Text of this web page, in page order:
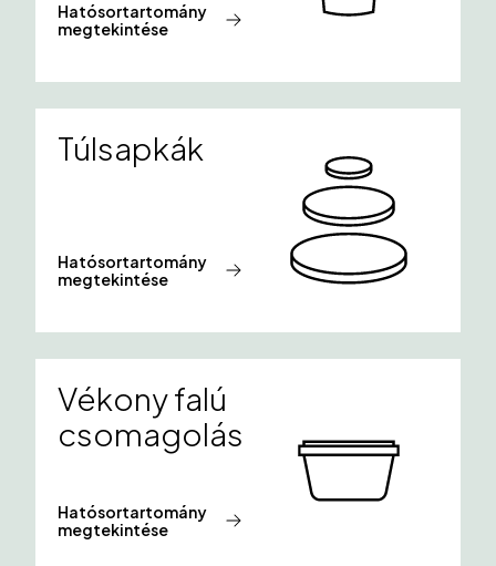
Hatósortartomány
megtekintése
Túlsapkák
Hatósortartomány
megtekintése
Vékony falú
csomagolás
Hatósortartomány
megtekintése